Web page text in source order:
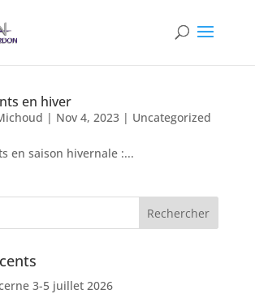
en hiver
| Nov 4, 2023| Uncategorized
en saison hivernale :...
3-5 juillet 2026